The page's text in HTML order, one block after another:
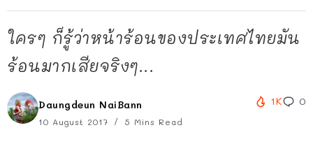
ใครๆ ก็รู้ว่าหน้าร้อนของประเทศไทยมัน
ร้อนมากเสียจริงๆ...
Daungdeun NaiBann
10 August 2017 5 Mins Read
1K 0